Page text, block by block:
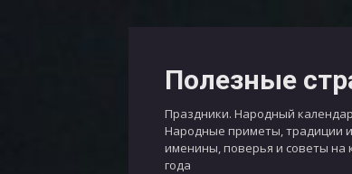
Полезные
Праздники. Народный
Народные приметы, традиции
именины, поверья и советы на
года